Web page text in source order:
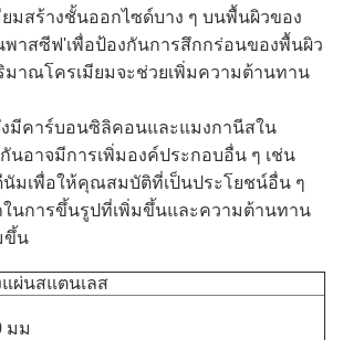
ยมสร้างชั้นออกไซด์บาง ๆ บนพื้นผิวของ
พาสซีฟ'เพื่อป้องกันการสึกกร่อนของพื้นผิว
มาณโครเมียมจะช่วยเพิ่มความต้านทาน
งมีคาร์บอนซิลิคอนและแมงกานีสใน
อาจมีการเพิ่มองค์ประกอบอื่น ๆ เช่น
นัมเพื่อให้คุณสมบัติที่เป็นประโยชน์อื่น ๆ
ในการขึ้นรูปที่เพิ่มขึ้นและความต้านทาน
ขึ้น
ผ่นสแตนเลส
มม